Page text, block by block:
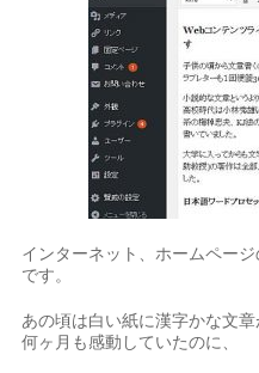
インターネット、ホームペー
です。
あの頃は白い紙に漢字かな文
何ヶ月も感動していたのに、